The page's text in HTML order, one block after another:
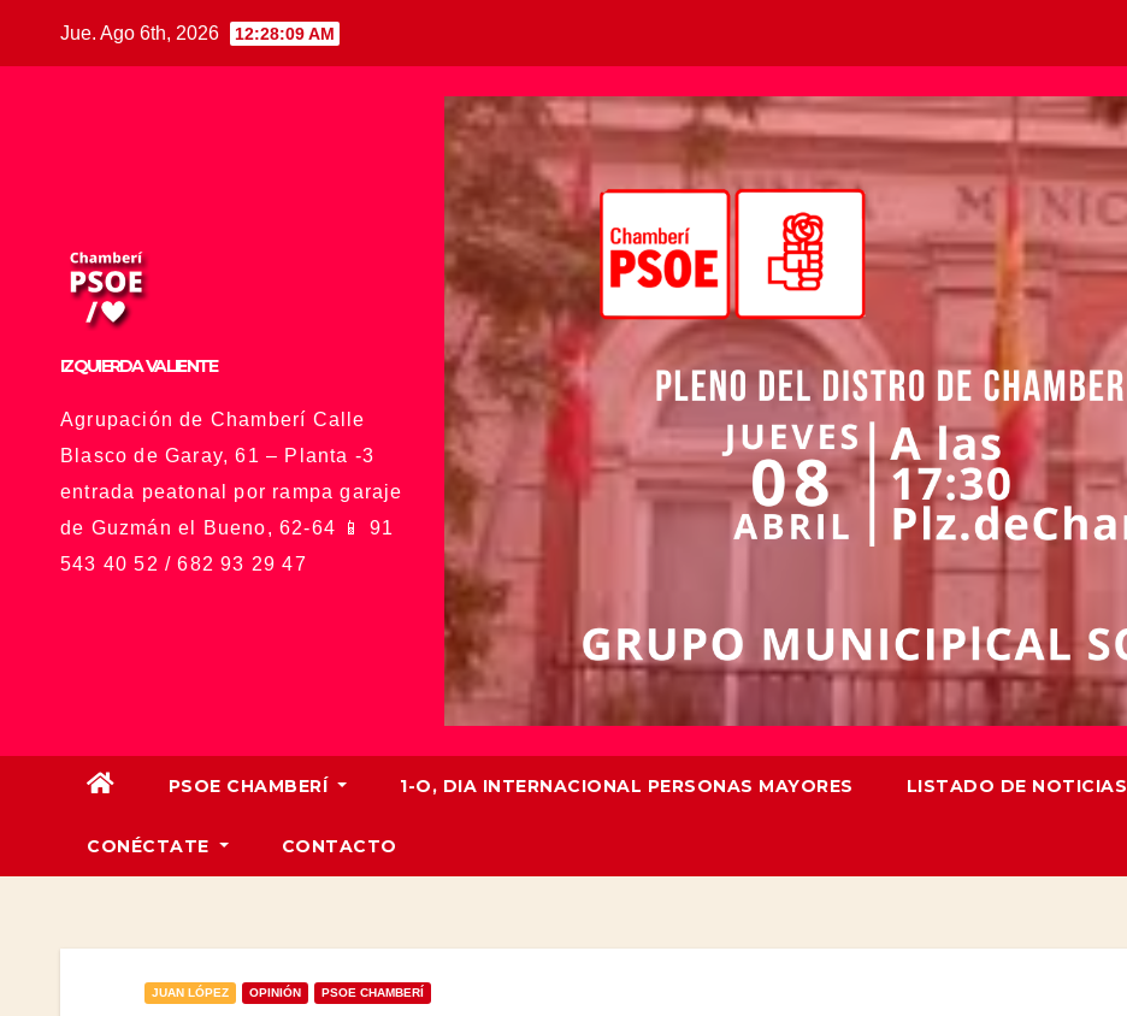
Jue. Ago 6th, 2026 12:28:10 AM
IZQUIERDA VALIENTE
Agrupación de Chamberí Calle
Blasco de Garay, 61 – Planta -3
entrada peatonal por rampa garaje
de Guzmán el Bueno, 62-64 📱 91
543 40 52 / 682 93 29 47
PSOE CHAMBERÍ 1-O, DIA INTERNACIONAL PERSONAS MAYORES LISTADO DE NOTICIAS
CONÉCTATE CONTACTO
JUAN LÓPEZ OPINIÓN PSOE CHAMBERÍ